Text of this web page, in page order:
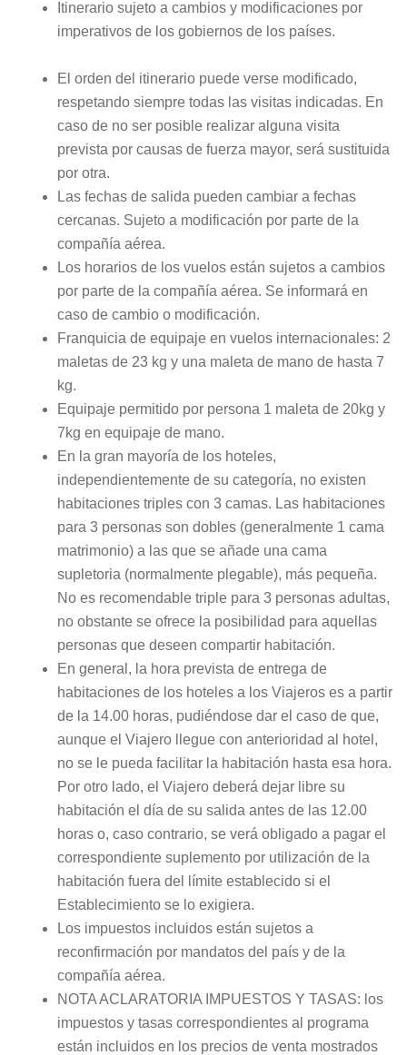
Itinerario sujeto a cambios y modificaciones por
imperativos de los gobiernos de los países.
El orden del itinerario puede verse modificado,
respetando siempre todas las visitas indicadas. En
caso de no ser posible realizar alguna visita
prevista por causas de fuerza mayor, será sustituida
por otra.
Las fechas de salida pueden cambiar a fechas
cercanas. Sujeto a modificación por parte de la
compañía aérea.
Los horarios de los vuelos están sujetos a cambios
por parte de la compañía aérea. Se informará en
caso de cambio o modificación.
Franquicia de equipaje en vuelos internacionales: 2
maletas de 23 kg y una maleta de mano de hasta 7
kg.
Equipaje permitido por persona 1 maleta de 20kg y
7kg en equipaje de mano.
En la gran mayoría de los hoteles,
independientemente de su categoría, no existen
habitaciones triples con 3 camas. Las habitaciones
para 3 personas son dobles (generalmente 1 cama
matrimonio) a las que se añade una cama
supletoria (normalmente plegable), más pequeña.
No es recomendable triple para 3 personas adultas,
no obstante se ofrece la posibilidad para aquellas
personas que deseen compartir habitación.
En general, la hora prevista de entrega de
habitaciones de los hoteles a los Viajeros es a partir
de la 14.00 horas, pudiéndose dar el caso de que,
aunque el Viajero llegue con anterioridad al hotel,
no se le pueda facilitar la habitación hasta esa hora.
Por otro lado, el Viajero deberá dejar libre su
habitación el día de su salida antes de las 12.00
horas o, caso contrario, se verá obligado a pagar el
correspondiente suplemento por utilización de la
habitación fuera del límite establecido si el
Establecimiento se lo exigiera.
Los impuestos incluidos están sujetos a
reconfirmación por mandatos del país y de la
compañía aérea.
NOTA ACLARATORIA IMPUESTOS Y TASAS: los
impuestos y tasas correspondientes al programa
están incluidos en los precios de venta mostrados